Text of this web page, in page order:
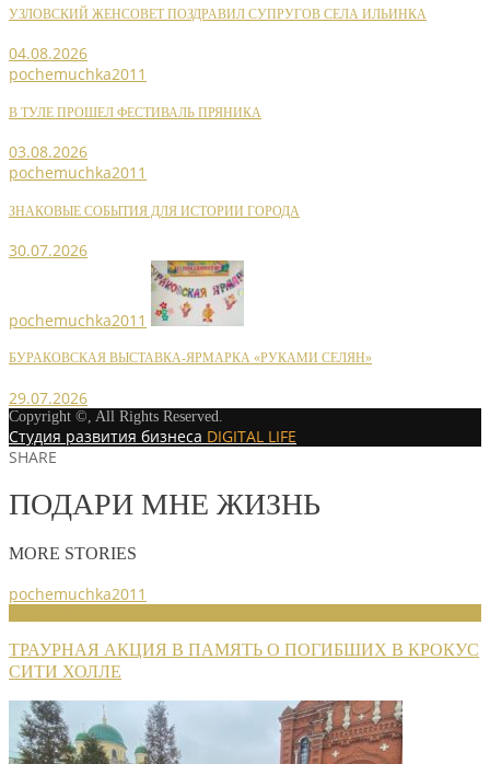
УЗЛОВСКИЙ ЖЕНСОВЕТ ПОЗДРАВИЛ СУПРУГОВ СЕЛА ИЛЬИНКА
04.08.2026
pochemuchka2011
В ТУЛЕ ПРОШЕЛ ФЕСТИВАЛЬ ПРЯНИКА
03.08.2026
pochemuchka2011
ЗНАКОВЫЕ СОБЫТИЯ ДЛЯ ИСТОРИИ ГОРОДА
30.07.2026
pochemuchka2011
БУРАКОВСКАЯ ВЫСТАВКА-ЯРМАРКА «РУКАМИ СЕЛЯН»
29.07.2026
Copyright ©, All Rights Reserved.
Студия развития бизнеса DIGITAL LIFE
SHARE
ПОДАРИ МНЕ ЖИЗНЬ
MORE STORIES
pochemuchka2011
ТРАУРНАЯ АКЦИЯ В ПАМЯТЬ О ПОГИБШИХ В КРОКУС
СИТИ ХОЛЛЕ